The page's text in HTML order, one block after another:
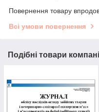
Повернення товару
Всі умови повернення
Подібні товари